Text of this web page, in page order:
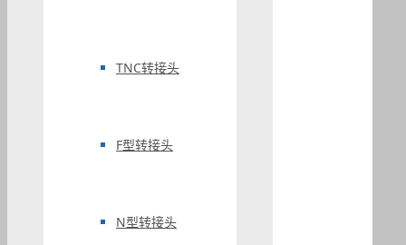
TNC转接头
F型转接头
N型转接头